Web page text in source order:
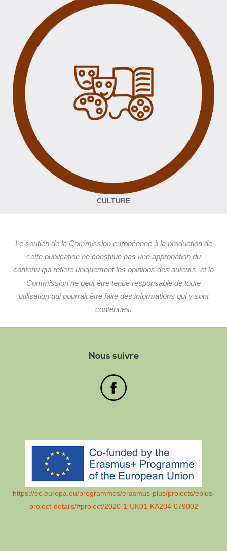
CULTURE
Le soutien de la Commission européenne à la production de
cette publication ne constitue pas une approbation du
contenu qui reflète uniquement les opinions des auteurs, et la
Commission ne peut être tenue responsable de toute
utilisation qui pourrait être faite des informations qui y sont
contenues.
Nous suivre
https://ec.europa.eu/programmes/erasmus-plus/projects/eplus-
project-details/#project/2020-1-UK01-KA204-079002